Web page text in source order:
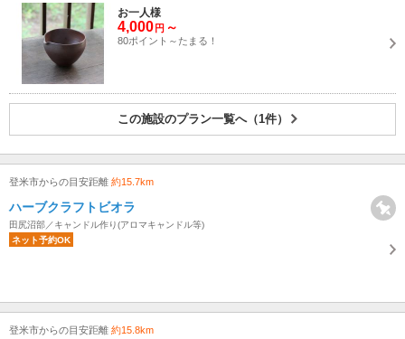
お一人様
4,000 円 ～
80ポイント～たまる！
この施設のプラン一覧へ（1件）
登米市からの目安距離 約15.7km
ハーブクラフトビオラ
田尻沼部／キャンドル作り(アロマキャンドル等)
ネット予約OK
登米市からの目安距離 約15.8km